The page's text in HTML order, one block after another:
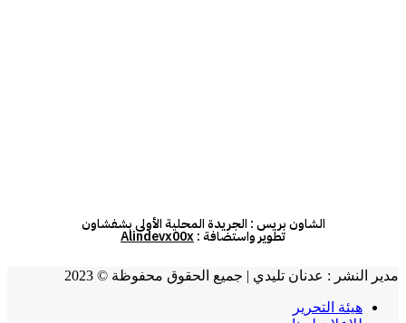
الشاون بريس : الجريدة المحلية الأولى بشفشاون
تطوير واستضافة :Alindevx00x
مدير النشر : عدنان تليدي | جميع الحقوق محفوظة © 2023
هيئة التحرير